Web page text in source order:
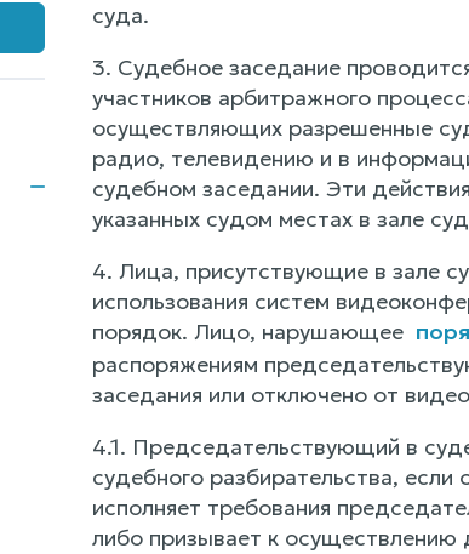
суда.
3. Судебное заседание
участников арбитражного
осуществляющих разрешенные
радио, телевидению и в
судебном заседании. Эти
указанных судом местах в зале
4. Лица, присутствующие в зале
использования систем
порядок. Лицо, нарушающее
распоряжениям
заседания или отключено от
4.1. Председательствующий в
судебного разбирательства,
исполняет требования
либо призывает к осуществлению